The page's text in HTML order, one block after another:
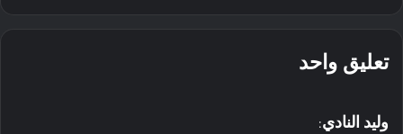
تعليق واحد
وليد النادي: